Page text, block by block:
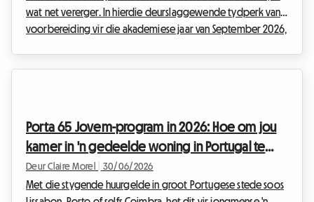
wat net vererger. In hierdie deurslaggewende tydperk van
voorbereiding vir die akademiese jaar van September 2026,
maar die blywende simboo...
Porta 65 Jovem-program in 2026: Hoe om jou
kamer in 'n gedeelde woning in Portugal te
finansier
Deur Claire Morel 30/06/2026
Met die stygende huurgelde in groot Portugese stede soos